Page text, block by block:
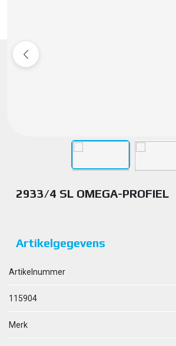
2933/4 SL OMEGA-PROFIEL
Artikelgegevens
Artikelnummer
115904
Merk